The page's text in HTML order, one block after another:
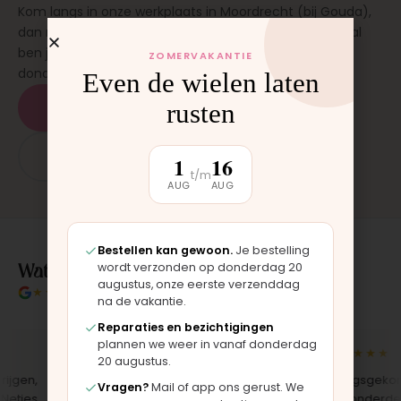
Kom langs in onze werkplaats in Moordrecht (bij Gouda),
dan monteren wij het onderdeel direct voor je. Meestal
ben je binnen 15 tot 20 minuten weer buiten. Op
donderdag en zaterdag, op afspraak.
Plan een afspraak
App: 06 - 2862 1330
Wat klanten over ons zeggen
★★★★★ 4.9/5 klantbeoordeling
★★★★★
"Bekleding zelf vervangen met de
★★★★★
ZOMERVAKANTIE
Even de wielen laten
rusten
1
AUG
t/m16
AUG
Bestellen kan gewoon. Je bestelling
wordt verzonden op donderdag 20
augustus, onze eerste verzenddag
na de vakantie.
Reparaties en bezichtigingen
plannen we weer in vanaf donderdag
20 augustus.
Vragen?Mail of app ons gerust. We